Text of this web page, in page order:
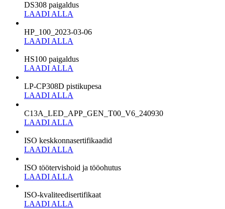
DS308 paigaldus
LAADI ALLA
HP_100_2023-03-06
LAADI ALLA
HS100 paigaldus
LAADI ALLA
LP-CP308D pistikupesa
LAADI ALLA
C13A_LED_APP_GEN_T00_V6_240930
LAADI ALLA
ISO keskkonnasertifikaadid
LAADI ALLA
ISO töötervishoid ja tööohutus
LAADI ALLA
ISO-kvaliteedisertifikaat
LAADI ALLA